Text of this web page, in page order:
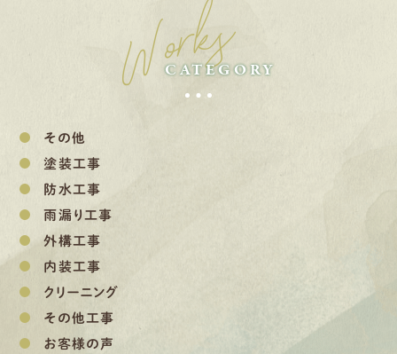
Works
CATEGORY
その他
塗装工事
防水工事
雨漏り工事
外構工事
内装工事
クリーニング
その他工事
お客様の声